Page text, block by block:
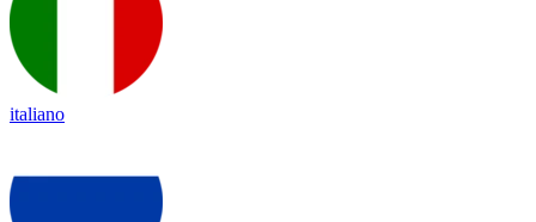
italiano